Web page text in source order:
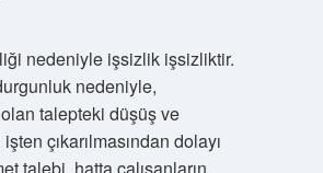
nedeniyle işsizlik işsizliktir.
nedeniyle,
talepteki düşüş ve
çıkarılmasından dolayı